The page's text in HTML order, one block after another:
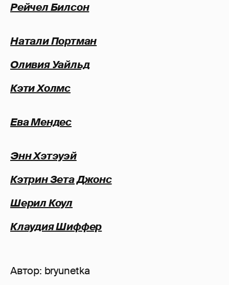
Рейчел Билсон
Натали Портман
Оливия Уайльд
Кэти Холмс
Ева Мендес
Энн Хэтэуэй
Кэтрин Зета Джонс
Шерил Коул
Клаудия Шиффер
Автор: bryunetka